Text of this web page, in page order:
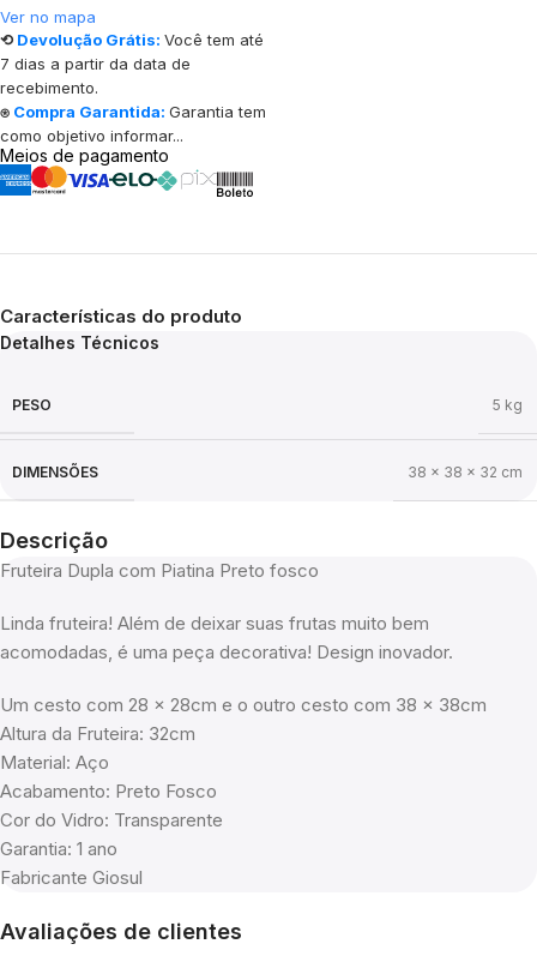
Ver no mapa
⟲ Devolução Grátis: Você tem até
7 dias a partir da data de
recebimento.
⍟ Compra Garantida: Garantia tem
como objetivo informar...
Meios de pagamento
Características do produto
Detalhes Técnicos
PESO 5 kg
DIMENSÕES 38 × 38 × 32 cm
Descrição
Fruteira Dupla com Piatina Preto fosco
Linda fruteira! Além de deixar suas frutas muito bem
acomodadas, é uma peça decorativa! Design inovador.
Um cesto com 28 x 28cm e o outro cesto com 38 x 38cm
Altura da Fruteira: 32cm
Material: Aço
Acabamento: Preto Fosco
Cor do Vidro: Transparente
Garantia: 1 ano
Fabricante Giosul
Avaliações de clientes